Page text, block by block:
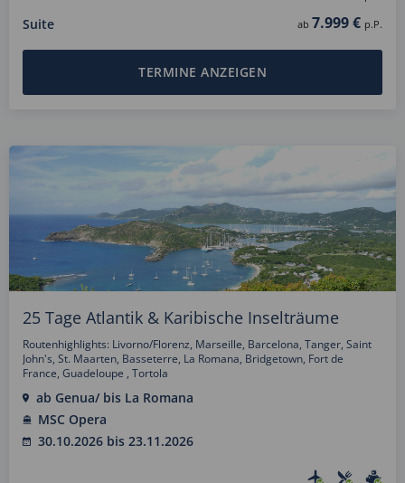
Suite ab 7.999 € p.P.
TERMINE ANZEIGEN
25 Tage Atlantik & Karibische Inselträume
Routenhighlights: Livorno/Florenz, Marseille, Barcelona, Tanger, Saint
John's, St. Maarten, Basseterre, La Romana, Bridgetown, Fort de
France, Guadeloupe , Tortola
ab Genua/ bis La Romana
MSC Opera
30.10.2026 bis 23.11.2026